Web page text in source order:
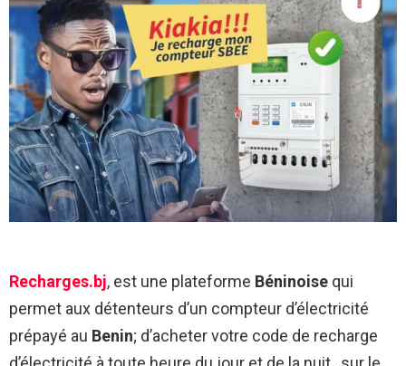
Recharges.bj, est une plateforme Béninoise qui
permet aux détenteurs d’un compteur d’électricité
prépayé au Benin; d’acheter votre code de recharge